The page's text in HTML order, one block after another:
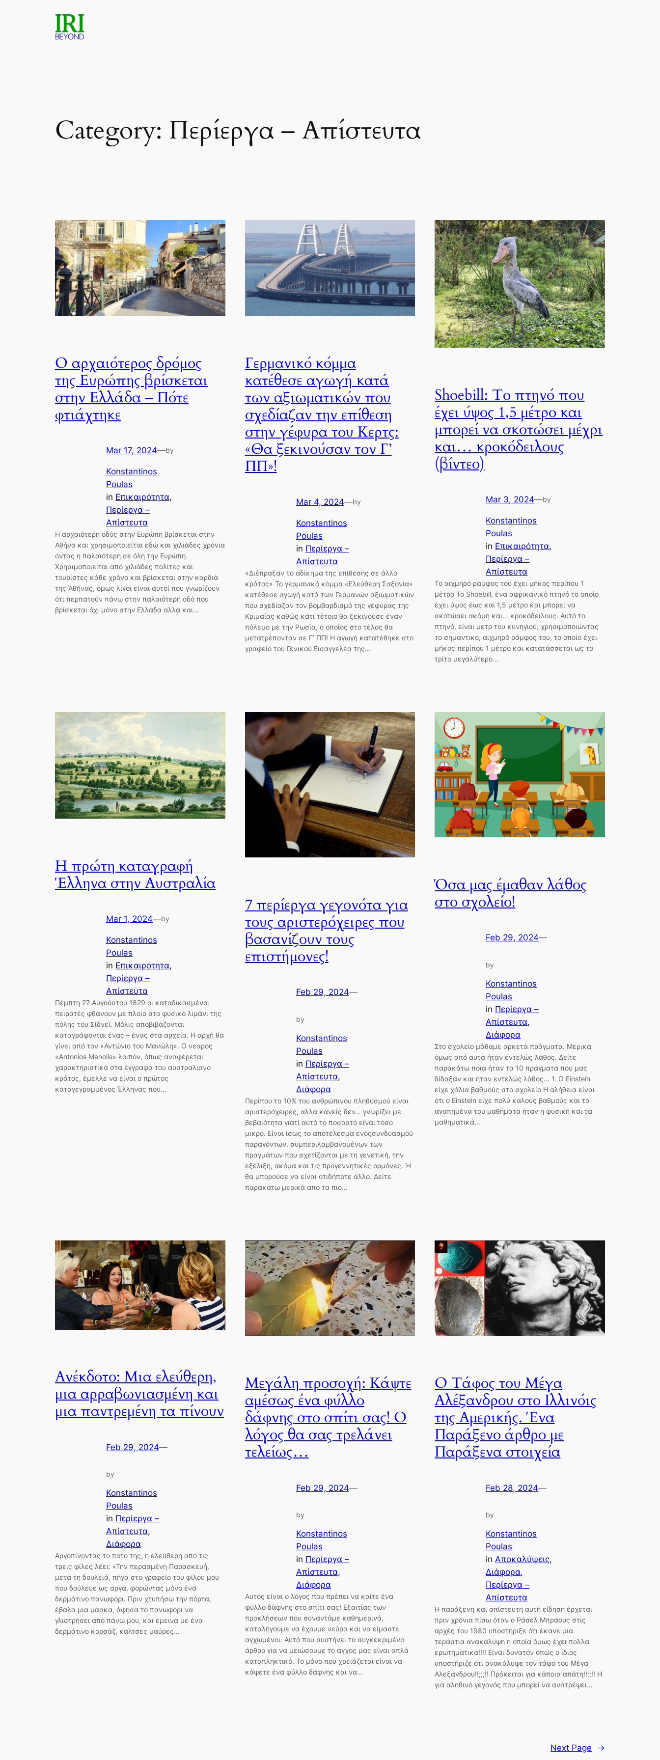
Category: Περίεργα – Απίστευτα
Ο αρχαιότερος δρόμος
της Ευρώπης βρίσκεται
στην Ελλάδα – Πότε
φτιάχτηκε
Mar 17, 2024—by
Konstantinos
Poulas
in Επικαιρότητα
Περίεργα –
Απίστευτα
Η αρχαιότερη οδός στην Ευρώπη βρίσκεται στην
Αθήνα και χρησιμοποιείται εδώ και χιλιάδες χρόνια
όντας η παλαιότερη σε όλη την Ευρώπη.
Χρησιμοποιείται από χιλιάδες πολίτες και
τουρίστες κάθε χρόνο και βρίσκεται στην καρδιά
της Αθήνας, όμως λίγοι είναι αυτοί που γνωρίζουν
ότι περπατούν πάνω στην παλαιότερη οδό που
βρίσκεται όχι μόνο στην Ελλάδα αλλά και…
Γερμανικό κόμμα
κατέθεσε αγωγή κατά
των αξιωματικών που
σχεδίαζαν την επίθεση
στην γέφυρα του Κερτς:
«Θα ξεκινούσαν τον Γ’
ΠΠ»!
Mar 4, 2024—by
Konstantinos
Poulas
in Περίεργα –
Απίστευτα
«Διέπραξαν το αδίκημα της επίθεσης σε άλλο
κράτος» Το γερμανικό κόμμα «Ελεύθερη Σαξονία»
κατέθεσε αγωγή κατά των Γερμανών αξιωματικών
που σχεδίαζαν τον βομβαρδισμό της γέφυρας της
Κριμαίας καθώς κάτι τέτοιο θα ξεκινούσε έναν
πόλεμο με την Ρωσία, ο οποίος στο τέλος θα
μετατρέπονταν σε Γ’ ΠΠ! Η αγωγή κατατέθηκε στο
γραφείο του Γενικού Εισαγγελέα της…
Shoebill: Το πτηνό που
έχει ύψος 1,5 μέτρο και
μπορεί να σκοτώσει μέχρι
και… κροκόδειλους
(βίντεο)
Mar 3, 2024—by
Konstantinos
Poulas
in Επικαιρότητα
Περίεργα –
Απίστευτα
Το αιχμηρό ράμφος του έχει μήκος περίπου 1
μέτρο Το Shoebill, ένα αφρικανικό πτηνό το οποίο
έχει ύψος έως και 1,5 μέτρο και μπορεί να
σκοτώσει ακόμη και… κροκόδειλους. Αυτό το
πτηνό, είναι μετρ του κυνηγιού, χρησιμοποιώντας
το σημαντικό, αιχμηρό ράμφος του, το οποίο έχει
μήκος περίπου 1 μέτρο και κατατάσσεται ως το
τρίτο μεγαλύτερο…
Η πρώτη καταγραφή
Έλληνα στην Αυστραλία
Mar 1, 2024—by
Konstantinos
Poulas
in Επικαιρότητα
Περίεργα –
Απίστευτα
Πέμπτη 27 Αυγούστου 1829 οι καταδικασμένοι
πειρατές φθάνουν με πλοίο στο φυσικό λιμάνι της
πόλης του Σίδνεϊ. Μόλις αποβιβάζονται
καταγράφονται ένας – ένας στα αρχεία. Η αρχή θα
γίνει από τον «Αντώνιο του Μανώλη». O νεαρός
«Antonios Manolis» λοιπόν, όπως αναφέρεται
χαρακτηριστικά στα έγγραφα του αυστραλιανό
κράτος, έμελλε να είναι ο πρώτος
καταγεγραμμένος Έλληνας που…
7 περίεργα γεγονότα για
τους αριστερόχειρες που
βασανίζουν τους
επιστήμονες!
Feb 29, 2024—
by
Konstantinos
Poulas
in Περίεργα –
Απίστευτα
Διάφορα
Περίπου το 10% του ανθρώπινου πληθυσμού είναι
αριστερόχειρες, αλλά κανείς δεν… γνωρίζει με
βεβαιότητα γιατί αυτό το ποσοστό είναι τόσο
μικρό. Είναι ίσως το αποτέλεσμα ενόςσυνδυασμού
παραγόντων, συμπεριλαμβανομένων των
πραγμάτων που σχετίζονται με τη γενετική, την
εξέλιξη, ακόμα και τις προγεννητικές ορμόνες. Ή
θα μπορούσε να είναι οτιδήποτε άλλο. Δείτε
παρακάτω μερικά από τα πιο…
Όσα μας έμαθαν λάθος
στο σχολείο!
Feb 29, 2024—
by
Konstantinos
Poulas
in Περίεργα –
Απίστευτα
Διάφορα
Στο σχολείο μάθαμε αρκετά πράγματα. Μερικά
όμως από αυτά ήταν εντελώς λάθος. Δείτε
παρακάτω ποια ήταν τα 10 πράγματα που μας
δίδαξαν και ήταν εντελώς λάθος… 1. O Einstein
είχε χάλια βαθμούς στο σχολείο Η αλήθεια είναι
ότι ο Einstein είχε πολύ καλούς βαθμούς και τα
αγαπημένα του μαθήματα ήταν η φυσική και τα
μαθηματικά…
Ανέκδοτο: Μια ελεύθερη,
μια αρραβωνιασμένη και
μια παντρεμένη τα πίνουν
Feb 29, 2024—
by
Konstantinos
Poulas
in Περίεργα –
Απίστευτα
Διάφορα
Αργοπίνοντας το ποτό της, η ελεύθερη από τις
τρεις φίλες λέει: «Την περασμένη Παρασκευή,
μετά τη δουλειά, πήγα στο γραφείο του φίλου μου
που δούλευε ως αργά, φορώντας μόνο ένα
δερμάτινο πανωφόρι. Πριν χτυπήσω την πόρτα,
έβαλα μια μάσκα, άφησα το πανωφόρι να
γλιστρήσει από πάνω μου, και έμεινα με ένα
δερμάτινο κορσάζ, κάλτσες μαύρες…
Μεγάλη προσοχή: Κάψτε
αμέσως ένα φύλλο
δάφνης στο σπίτι σας! Ο
λόγος θα σας τρελάνει
τελείως…
Feb 29, 2024—
by
Konstantinos
Poulas
in Περίεργα –
Απίστευτα
Διάφορα
Αυτός είναι ο λόγος που πρέπει να καίτε ένα
φύλλο δάφνης στο σπίτι σας! Εξαιτίας των
προκλήσεων που συναντάμε καθημερινά,
καταλήγουμε να έχουμε νεύρα και να είμαστε
αγχωμένοι. Αυτό που συστήνει το συγκεκριμένο
άρθρο για να μειώσουμε το άγχος μας είναι απλά
καταπληκτικό. Το μόνο που χρειάζεται είναι να
κάψετε ένα φύλλο δάφνης και να…
Ο Τάφος του Μέγα
Αλέξανδρου στο Ιλλινόις
της Αμερικής. Ένα
Παράξενο άρθρο με
Παράξενα στοιχεία
Feb 28, 2024—
by
Konstantinos
Poulas
inΑποκαλύψεις
Διάφορα
Περίεργα –
Απίστευτα
Η παράξενη και απίστευτη αυτή είδηση έρχεται
πριν χρόνια πίσω όταν ο Ράσελ Μπράους στις
αρχές του 1980 υποστήριξε ότι έκανε μια
τεράστια ανακάλυψη η οποία όμως έχει πολλά
ερωτηματικά!!!! Είναι δυνατόν όπως ο ίδιος
υποστήριζε ότι ανακάλυψε τον τάφο του Μέγα
Αλεξάνδρου!!;;;!! Πρόκειται για κάποια απάτη!!;;!! Η
για αληθινό γεγονός που μπορεί να ανατρέψει…
Next Page →